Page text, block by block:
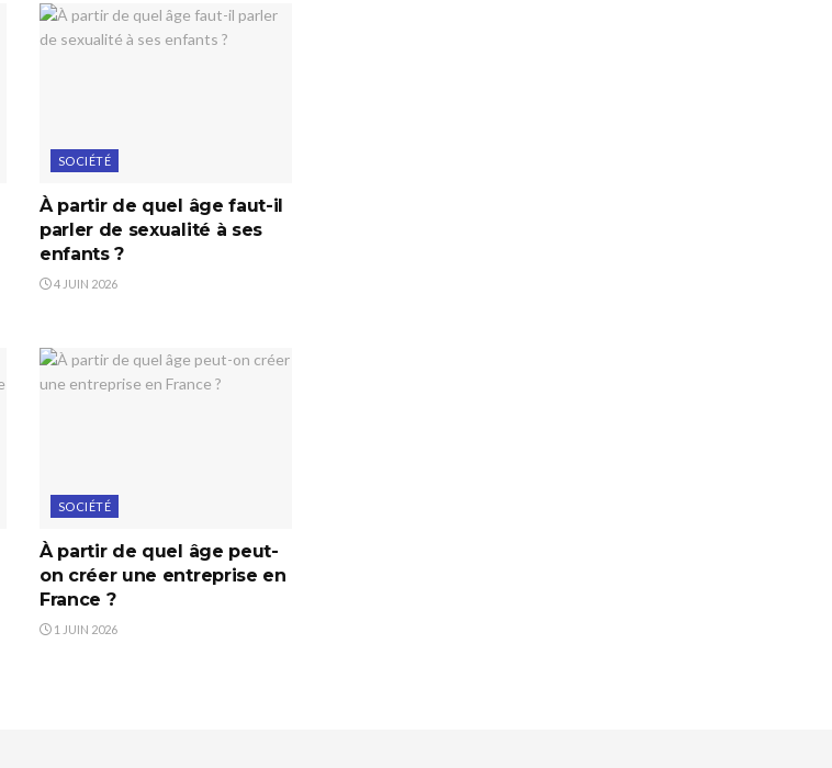
SOCIÉTÉ
À partir de quel âge faut-il
parler de sexualité à ses
enfants ?
4 JUIN 2026
SOCIÉTÉ
À partir de quel âge peut-
on créer une entreprise en
France ?
1 JUIN 2026